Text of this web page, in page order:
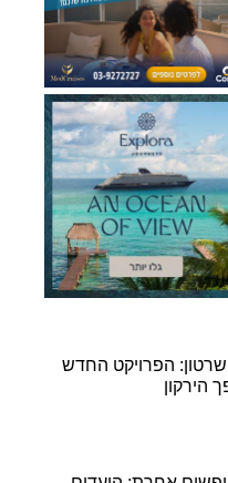
שרטון: הפרויקט החדש
הירקון